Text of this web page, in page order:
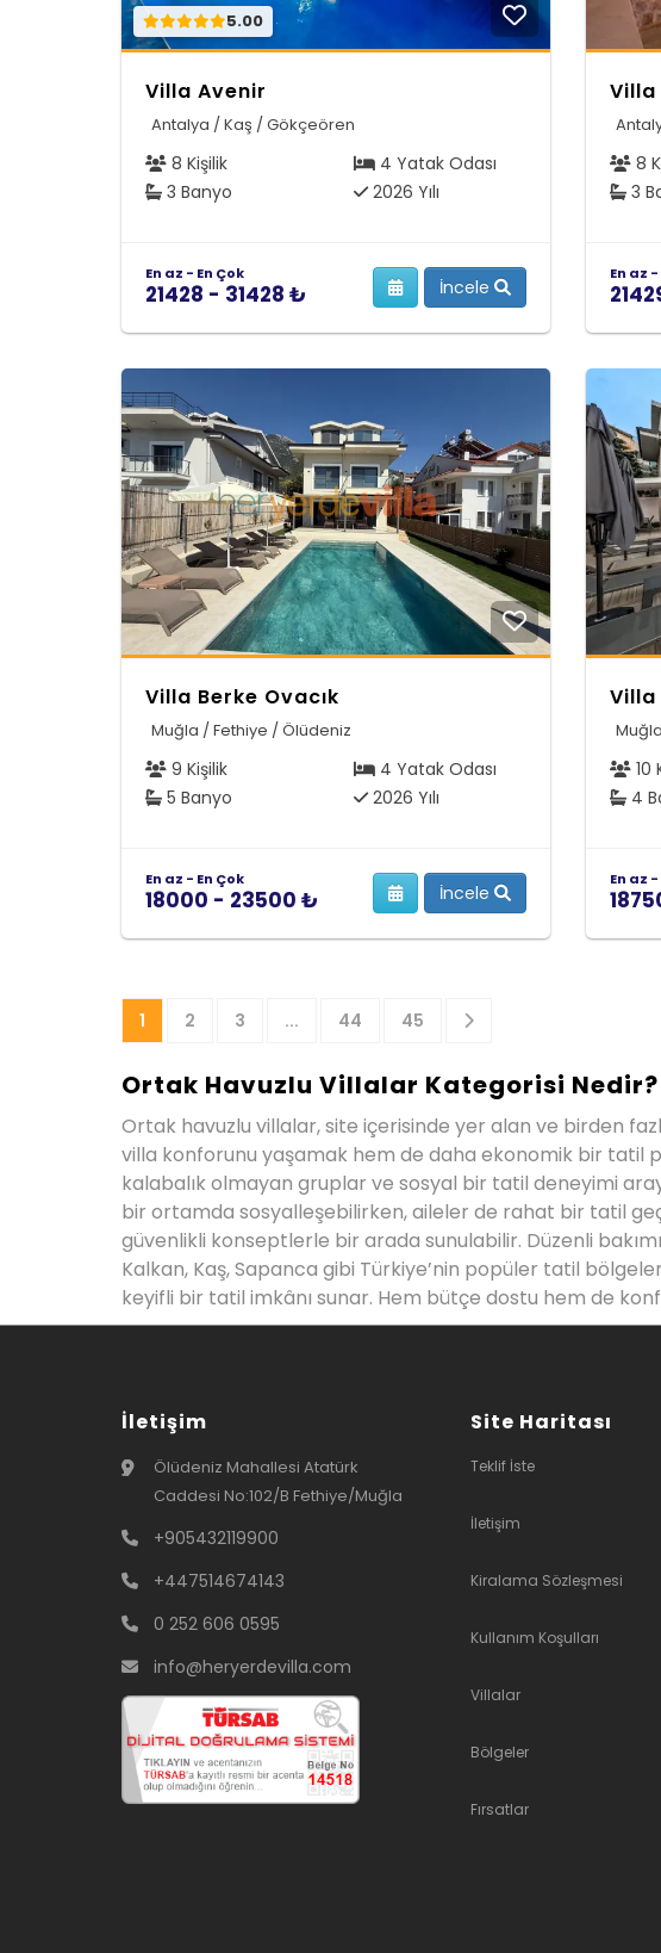
5.00
Villa Avenir
Antalya / Kaş / Gökçeören
8 Kişilik
4 Yatak Odası
3 Banyo
2026 Yılı
En az - En Çok
21428 - 31428 ₺ İncele
Villa
8
3
En az -
Villa Berke Ovacık
Muğla / Fethiye / Ölüdeniz
9 Kişilik
4 Yatak Odası
5 Banyo
2026 Yılı
En az - En Çok
18000 - 23500 ₺ İncele
10
4
En az -
1 2 3 ... 44 45
Ortak Havuzlu Villalar Kategorisi Nedir?
Ortak havuzlu villalar, site içerisinde yer alan ve birden
villa konforunu yaşamak hem de daha ekonomik bir tatil
kalabalık olmayan gruplar ve sosyal bir tatil deneyimi
bir ortamda sosyalleşebilirken, aileler de rahat bir tatil
güvenlikli konseptlerle bir arada sunulabilir. Düzenli
Kalkan, Kaş, Sapanca gibi Türkiye’nin popüler tatil
keyifli bir tatil imkânı sunar. Hem bütçe dostu hem de
İletişim
Ölüdeniz Mahallesi Atatürk
Caddesi No:102/B Fethiye/Muğla
+905432119900
+447514674143
0 252 606 0595
info@heryerdevilla.com
Site Haritası
Teklif İste
İletişim
Kiralama Sözleşmesi
Kullanım Koşulları
Villalar
Bölgeler
Fırsatlar